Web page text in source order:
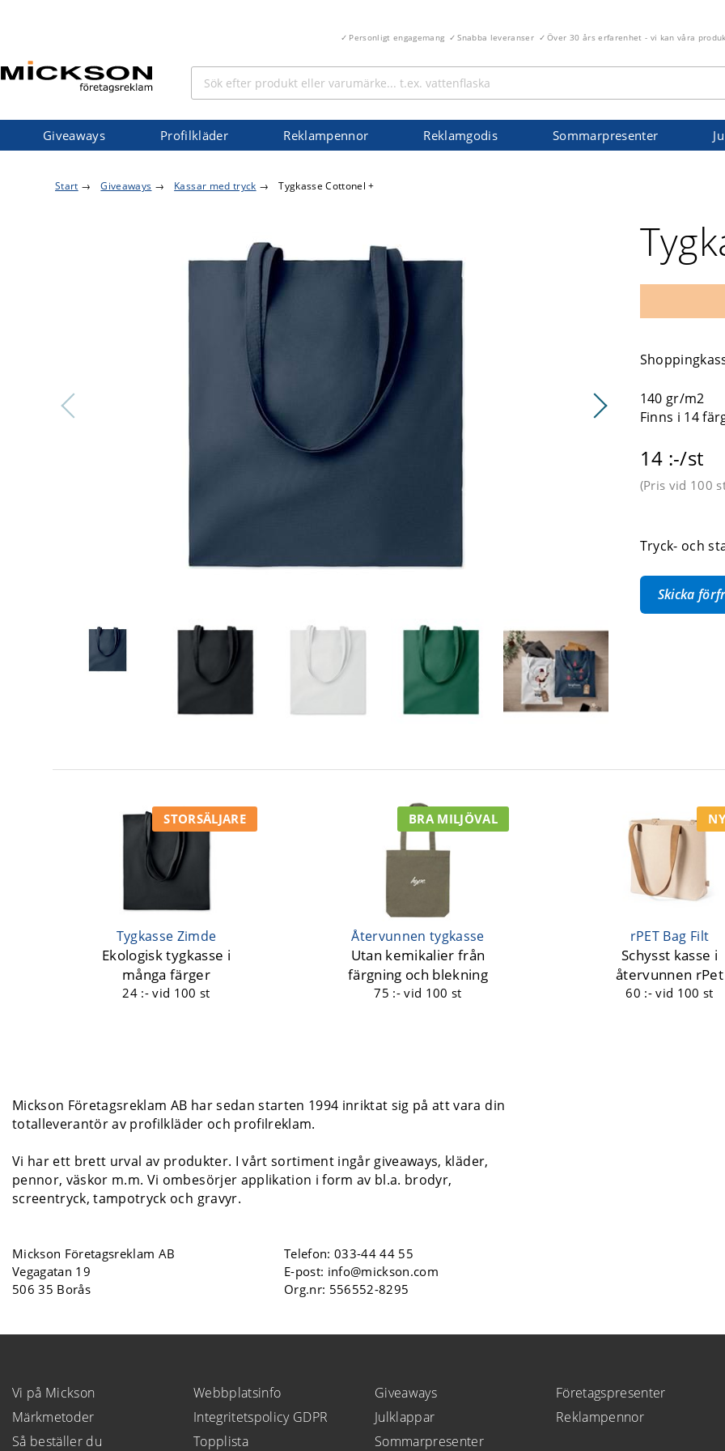
Personligt engagemang Snabba leveranser Över 30 års erfarenhet - vi kan våra
Giveaways Profilkläder Reklampennor Reklamgodis Sommarpresenter
Start → Giveaways → Kassar med tryck → Tygkasse Cottonel +
140 gr/m2
Finns i 14
14 :-/st
(Pris vid 100
Tryck- och
Skicka
STORSÄLJARE
Tygkasse Zimde
Ekologisk tygkasse i
många färger
24 :-vid 100 st
BRA MILJÖVAL
Återvunnen tygkasse
Utan kemikalier från
färgning och blekning
75 :-vid 100 st
rPET Bag Filt
Schysst kasse i
återvunnen rPet
60 :-vid 100 st
Mickson Företagsreklam AB har sedan starten 1994 inriktat sig på att vara din
totalleverantör av profilkläder och profilreklam.
Vi har ett brett urval av produkter. I vårt sortiment ingår giveaways, kläder,
pennor, väskor m.m. Vi ombesörjer applikation i form av bl.a. brodyr,
screentryck, tampotryck och gravyr.
Mickson Företagsreklam AB
Vegagatan 19
506 35 Borås
Telefon:033-44 44 55
E-post: info@mickson.com
Org.nr: 556552-8295
Vi på Mickson
Märkmetoder
Så beställer du
Webbplatsinfo
Integritetspolicy GDPR
Topplista
Giveaways
Julklappar
Sommarpresenter
Företagspresenter
Reklampennor